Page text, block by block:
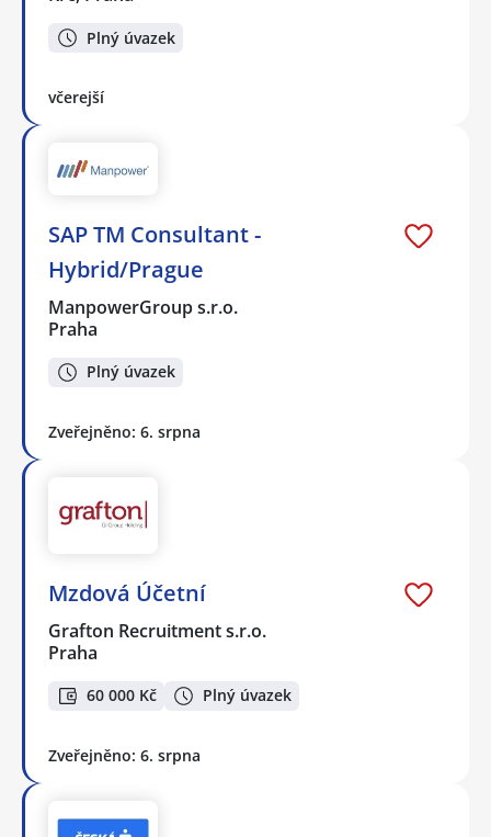
Plný úvazek
včerejší
SAP TM Consultant -
Hybrid/Prague
ManpowerGroup s.r.o.
Praha
Plný úvazek
Zveřejněno: 6. srpna
Mzdová Účetní
Grafton Recruitment s.r.o.
Praha
60 000 Kč Plný úvazek
Zveřejněno: 6. srpna